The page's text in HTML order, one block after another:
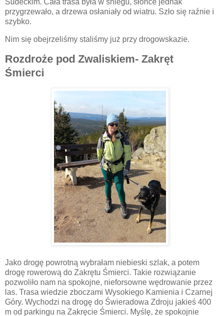
Sudeckim. Cała trasa była w śniegu, słońce jednak
przygrzewało, a drzewa osłaniały od wiatru. Szło się raźnie i
szybko.
Nim się obejrzeliśmy staliśmy już przy drogowskazie.
Rozdroże pod Zwaliskiem- Zakręt
Śmierci
Jako drogę powrotną wybrałam niebieski szlak, a potem
drogę rowerową do Zakrętu Śmierci. Takie rozwiązanie
pozwoliło nam na spokojne, nieforsowne wędrowanie przez
las. Trasa wiedzie zboczami Wysokiego Kamienia i Czarnej
Góry. Wychodzi na drogę do Świeradowa Zdroju jakieś 400
m od parkingu na Zakręcie Śmierci. Myślę, że spokojnie